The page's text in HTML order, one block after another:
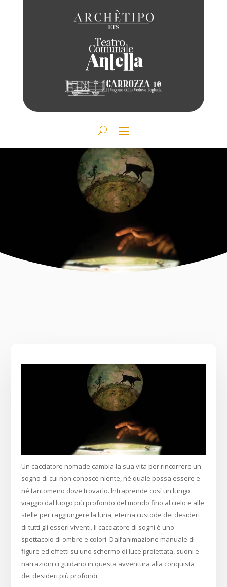
Un cacciatore nomade cambia la sua vita per rincorrere un
sogno di cui non conosce niente, né quale possa essere e
né tantomeno dove trovarlo. Intraprende così un lungo
viaggio dal luogo più profondo del mondo fino al cielo e alle
stelle per raggiungere la luna, eterna custode dei desideri
di tutti gli esseri viventi. Il cacciatore di sogni è uno
spettacolo di ombre e colori. Dall’animazione manuale di
figure ed effetti su uno schermo di luce proiettata, suoni e
narrazioni ci guidano in questa avventura alla conquista
dei desideri più profondi.